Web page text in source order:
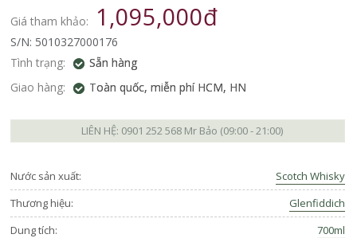
Giá tham khảo: 1,095,000đ
S/N: 5010327000176
Tình trạng:
Sẵn hàng
Giao hàng:
Toàn quốc, miễn phí HCM, HN
LIÊN HỆ: 0901 252 568Mr Bảo (09:00 - 21:00)
Nước sản xuất:
Scotch Whisky
Thương hiệu:
Glenfiddich
Dung tích:
700ml